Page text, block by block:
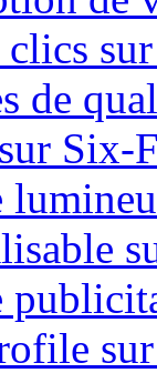
clics
de
Six-